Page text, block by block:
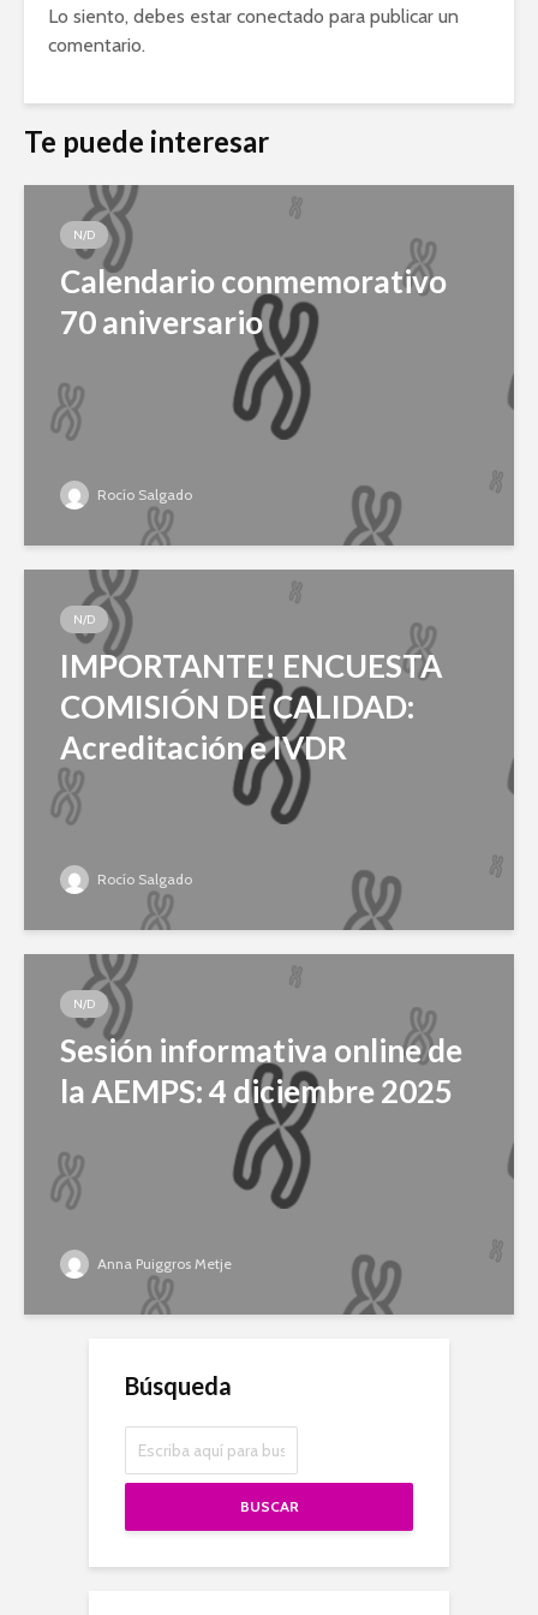
Lo siento, debes estar conectado para publicar un
comentario.
Te puede interesar
N/D
Calendario conmemorativo
70 aniversario
Rocío Salgado
N/D
IMPORTANTE! ENCUESTA
COMISIÓN DE CALIDAD:
Acreditación e IVDR
Rocío Salgado
N/D
Sesión informativa online de
la AEMPS: 4 diciembre 2025
Anna Puiggros Metje
Búsqueda
BUSCAR